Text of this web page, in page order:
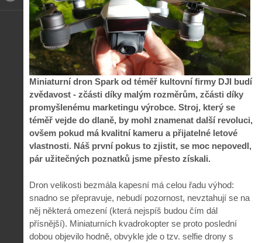
Miniaturní dron Spark od téměř kultovní firmy DJI budí
zvědavost - zčásti díky malým rozměrům, zčásti díky
promyšlenému marketingu výrobce. Stroj, který se
téměř vejde do dlaně, by mohl znamenat další revoluci,
ovšem pokud má kvalitní kameru a přijatelné letové
vlastnosti. Náš první pokus to zjistit, se moc nepovedl,
pár užitečných poznatků jsme přesto získali.
Dron velikosti bezmála kapesní má celou řadu výhod:
snadno se přepravuje, nebudí pozornost, nevztahují se na
něj některá omezení (která nejspíš budou čím dál
přísnější). Miniaturních kvadrokopter se proto poslední
dobou objevilo hodně, obvykle jde o tzv. selfie drony s